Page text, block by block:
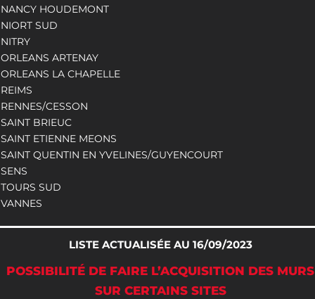
NANCY HOUDEMONT
NIORT SUD
NITRY
ORLEANS ARTENAY
ORLEANS LA CHAPELLE
REIMS
RENNES/CESSON
SAINT BRIEUC
SAINT ETIENNE MEONS
SAINT QUENTIN EN YVELINES/GUYENCOURT
SENS
TOURS SUD
VANNES
LISTE ACTUALISÉE AU 16/09/2023
POSSIBILITÉ DE FAIRE L’ACQUISITION DES MURS
SUR CERTAINS SITES